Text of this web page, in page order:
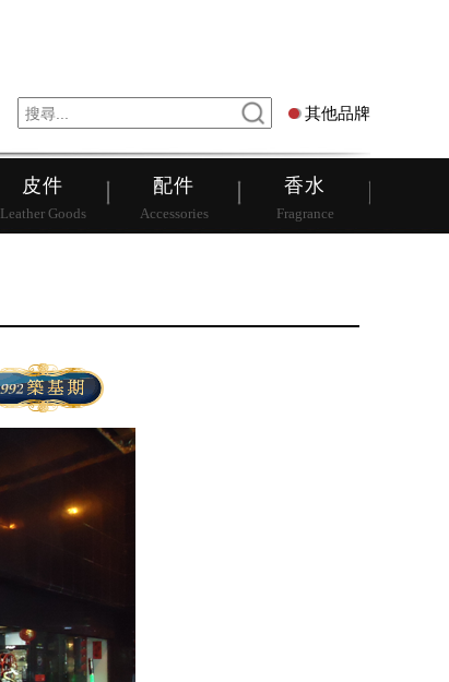
其他品牌
皮件
Leather Goods
配件
Accessories
香水
Fragrance